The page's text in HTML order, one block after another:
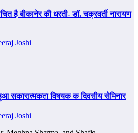
है बीकानेर की धरती- डॉ. चक्रवर्ती नारायण
Joshi
सकारात्मकता विषयक क दिवसीय सेमिनार
Joshi